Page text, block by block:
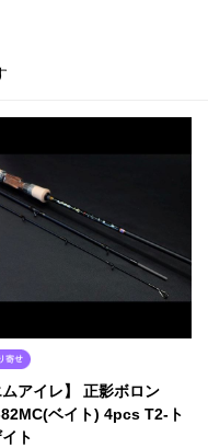
ムアイレ】 正影ボロン
ベイト) 4pcs T2-ト
ト